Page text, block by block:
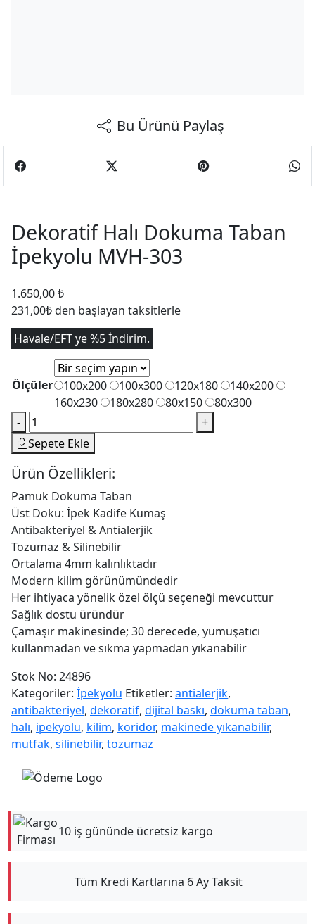
Bu Ürünü Paylaş
Dekoratif Halı Dokuma Taban
İpekyolu MVH-303
1.650,00₺
231,00₺ den başlayan taksitlerle
Havale/EFT ye %5 İndirim.
Ölçüler 100x200 100x300 120x180
140x200
160x230
180x280 80x150
80x300
-
Dekoratif
Halı
Dokuma
Taban
MVH-
303
adet
+
Sepete Ekle
Ürün Özellikleri:
Pamuk Dokuma Taban
Üst Doku: İpek Kadife Kumaş
Antibakteriyel & Antialerjik
Tozumaz & Silinebilir
Ortalama 4mm kalınlıktadır
Modern kilim görünümündedir
Her ihtiyaca yönelik özel ölçü seçeneği mevcuttur
Sağlık dostu üründür
Çamaşır makinesinde; 30 derecede, yumuşatıcı
kullanmadan ve sıkma yapmadan yıkanabilir
Stok No: 24896
Kategoriler: İpekyolu Etiketler: antialerjik,
antibakteriyel, dekoratif, dijital baskı, dokuma taban,
halı, ipekyolu, kilim, koridor, makinede yıkanabilir,
mutfak, silinebilir, tozumaz
10 iş gününde ücretsiz kargo
Tüm Kredi Kartlarına 6 Ay Taksit